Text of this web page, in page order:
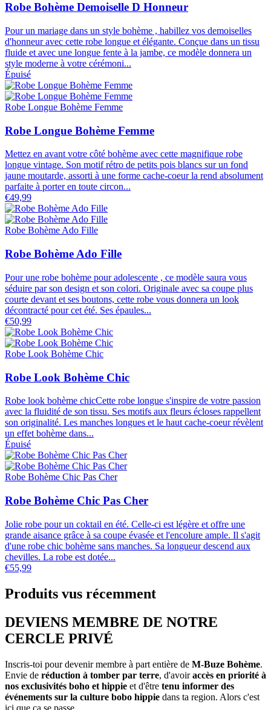
Robe Bohème Demoiselle D Honneur
Pour un mariage dans un style bohème , habillez vos demoiselles
d'honneur avec cette robe longue et élégante. Conçue dans un tissu
fluide et avec une longue fente à la jambe, ce modèle donnera un
style moderne à votre cérémoni...
Épuisé
Robe Longue Bohème Femme
Robe Longue Bohème Femme
Mettez en avant votre côté bohème avec cette magnifique robe
longue vintage. Son motif rétro de petits pois blancs sur un fond
jaune moutarde, assorti à une forme cache-coeur la rend absolument
parfaite à porter en toute circon...
€49,99
Robe Bohème Ado Fille
Robe Bohème Ado Fille
Pour une robe bohème pour adolescente , ce modèle saura vous
séduire par son design et son colori. Originale avec sa coupe plus
courte devant et ses boutons, cette robe vous donnera un look
décontracté pour cet été. Ses épaules...
€50,99
Robe Look Bohème Chic
Robe Look Bohème Chic
Robe look bohème chicCette robe longue s'inspire de votre passion
avec la fluidité de son tissu. Ses motifs aux fleurs écloses rappellent
son originalité. Les manches longues et le haut cache-coeur révèlent
un effet bohème dans...
Épuisé
Robe Bohème Chic Pas Cher
Robe Bohème Chic Pas Cher
Jolie robe pour un coktail en été. Celle-ci est légère et offre une
grande aisance grâce à sa coupe évasée et l'encolure ample. Il s'agit
d'une robe chic bohème sans manches. Sa longueur descend aux
chevilles. La robe est dotée...
€55,99
Produits vus récemment
DEVIENS MEMBRE DE NOTRE
CERCLE PRIVÉ
Inscris-toi pour devenir membre à part entière de M-Buze Bohème.
Envie de réduction à tomber par terre, d'avoiraccès en priorité à
nos exclusivités boho et hippie et d'être tenu informer des
événements sur la culture bobo hippie dans ta region. Alors c'est
ici que ça se passe.